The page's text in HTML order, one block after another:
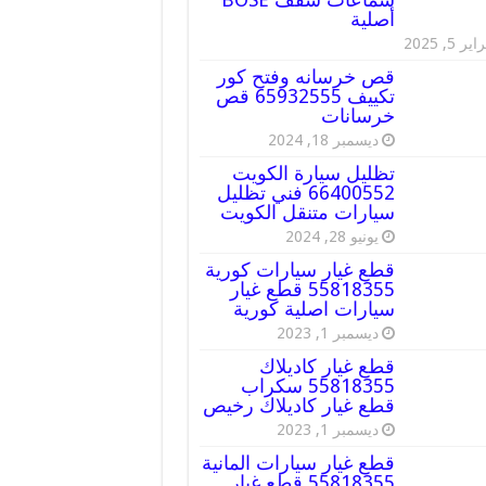
أصلية
5, 2025
قص خرسانه وفتح كور
تكييف 65932555 قص
خرسانات
ديسمبر 18, 2024
تظليل سيارة الكويت
66400552 فني تظليل
سيارات متنقل الكويت
يونيو 28, 2024
قطع غيار سيارات كورية
55818355 قطع غيار
سيارات اصلية كورية
ديسمبر 1, 2023
قطع غيار كاديلاك
55818355 سكراب
قطع غيار كاديلاك رخيص
ديسمبر 1, 2023
قطع غيار سيارات المانية